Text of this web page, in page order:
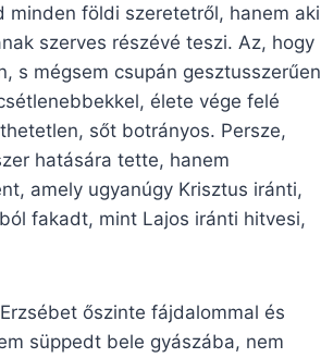
minden földi szeretetről, hanem aki
szerves részévé teszi. Az, hogy
s mégsem csupán gesztusszerűen
élete vége felé
sőt botrányos. Persze,
hatására tette, hanem
amely ugyanúgy Krisztus iránti,
fakadt, mint Lajos iránti hitvesi,
őszinte fájdalommal és
süppedt bele gyászába, nem